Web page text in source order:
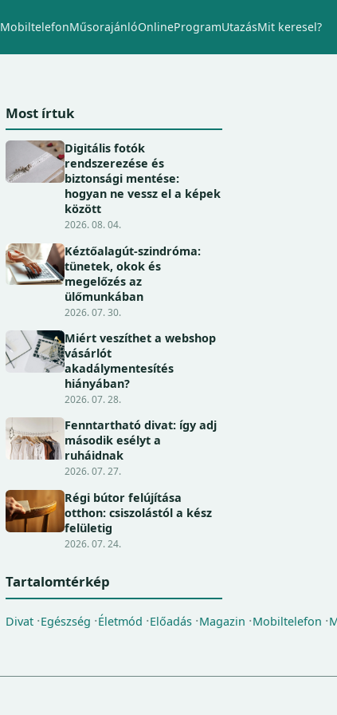
MobiltelefonMűsorajánlóOnlineProgramUtazásMit keresel?
Most írtuk
Digitális fotók
rendszerezése és
biztonsági mentése:
hogyan ne vessz el a képek
között
2026. 08. 04.
Kéztőalagút-szindróma:
tünetek, okok és
megelőzés az
ülőmunkában
2026. 07. 30.
Miért veszíthet a webshop
vásárlót
akadálymentesítés
hiányában?
2026. 07. 28.
Fenntartható divat: így adj
második esélyt a
ruháidnak
2026. 07. 27.
Régi bútor felújítása
otthon: csiszolástól a kész
felületig
2026. 07. 24.
Tartalomtérkép
Divat Egészség Életmód Előadás Magazin Mobiltelefon